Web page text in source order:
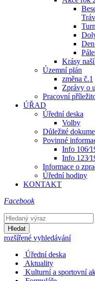
Krásy
Územní plán
změna č.1
Zprávy o
Pracovní
ÚŘAD
Úřední deska
Volby
Důležité
Povinné
Info
Info
Informace o
Úřední hodiny
KONTAKT
Facebook
Hledat
rozšířené vyhledávání
Úřední deska
Aktuality
Kulturní a sportovní